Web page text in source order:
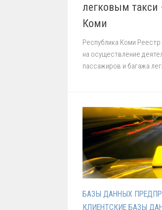
легковым такси
Коми
Республика Коми
на осуществление
пассажиров и багажа
БАЗЫ ДАННЫХ
КЛИЕНТСКИЕ БАЗЫ